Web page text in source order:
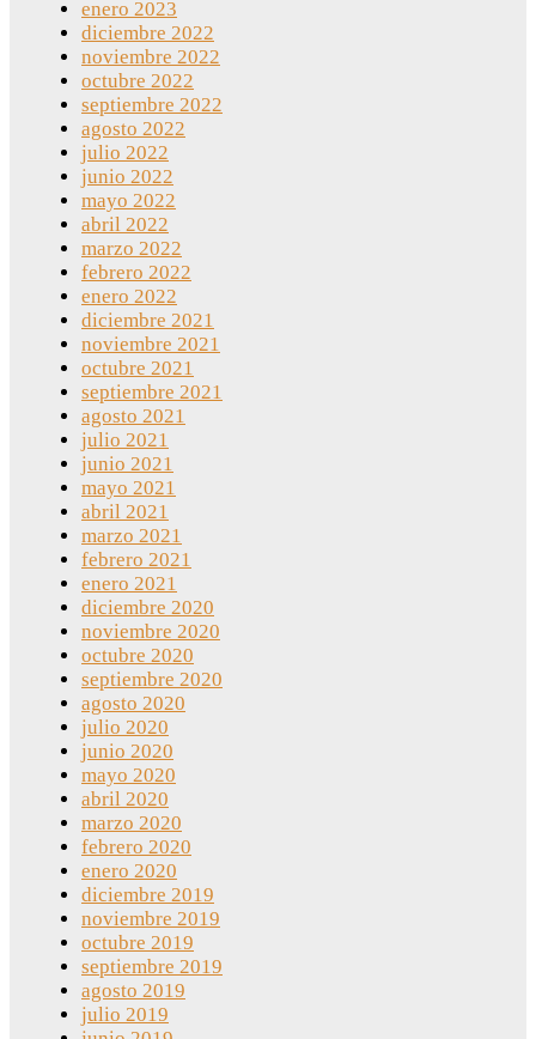
enero 2023
diciembre 2022
noviembre 2022
octubre 2022
septiembre 2022
agosto 2022
julio 2022
junio 2022
mayo 2022
abril 2022
marzo 2022
febrero 2022
enero 2022
diciembre 2021
noviembre 2021
octubre 2021
septiembre 2021
agosto 2021
julio 2021
junio 2021
mayo 2021
abril 2021
marzo 2021
febrero 2021
enero 2021
diciembre 2020
noviembre 2020
octubre 2020
septiembre 2020
agosto 2020
julio 2020
junio 2020
mayo 2020
abril 2020
marzo 2020
febrero 2020
enero 2020
diciembre 2019
noviembre 2019
octubre 2019
septiembre 2019
agosto 2019
julio 2019